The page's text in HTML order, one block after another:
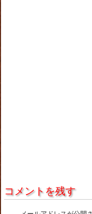
コメントを残す